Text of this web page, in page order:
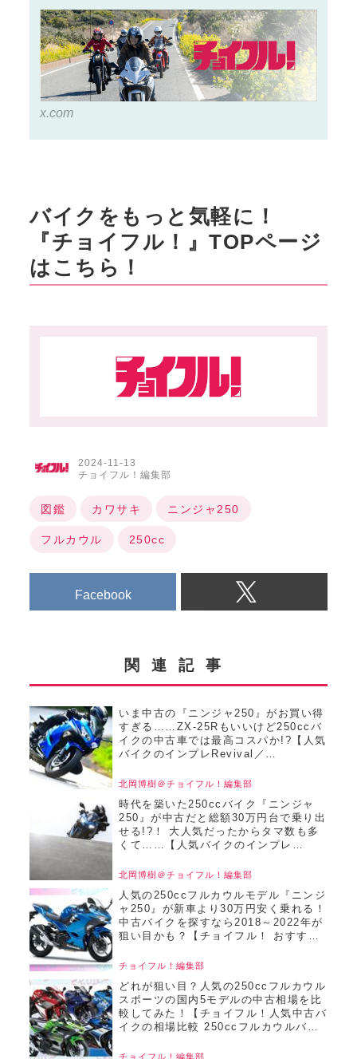
x.com
バイクをもっと気軽に！
『チョイフル！』TOPページ
はこちら！
2024-11-13
チョイフル！編集部
図鑑 カワサキ ニンジャ250
フルカウル 250cc
Facebook
関連記事
いま中古の『ニンジャ250』がお買い得
すぎる……ZX-25Rもいいけど250ccバ
イクの中古車では最高コスパか!?【人気
バイクのインプレRevival／
北岡博樹＠チョイフル！編集部
時代を築いた250ccバイク『ニンジャ
250』が中古だと総額30万円台で乗り出
せる!?！ 大人気だったからタマ数も多
くて……【人気バイクのインプレ
北岡博樹＠チョイフル！編集部
人気の250ccフルカウルモデル『ニンジ
ャ250』が新車より30万円安く乗れる！
中古バイクを探すなら2018～2022年が
狙い目かも？【チョイフル！ おすすめ
版】
チョイフル！編集部
どれが狙い目？人気の250ccフルカウル
スポーツの国内5モデルの中古相場を比
較してみた！【チョイフル！人気中古バ
イクの相場比較 250ccフルカウルバイ
チョイフル！編集部